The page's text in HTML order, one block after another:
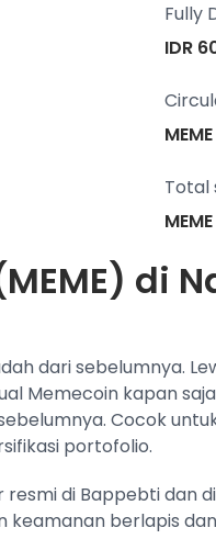
Fully
IDR
Total
di
dari sebelumnya.
Memecoin kapan
Cocok
portofolio.
di Bappebti dan
berlapis